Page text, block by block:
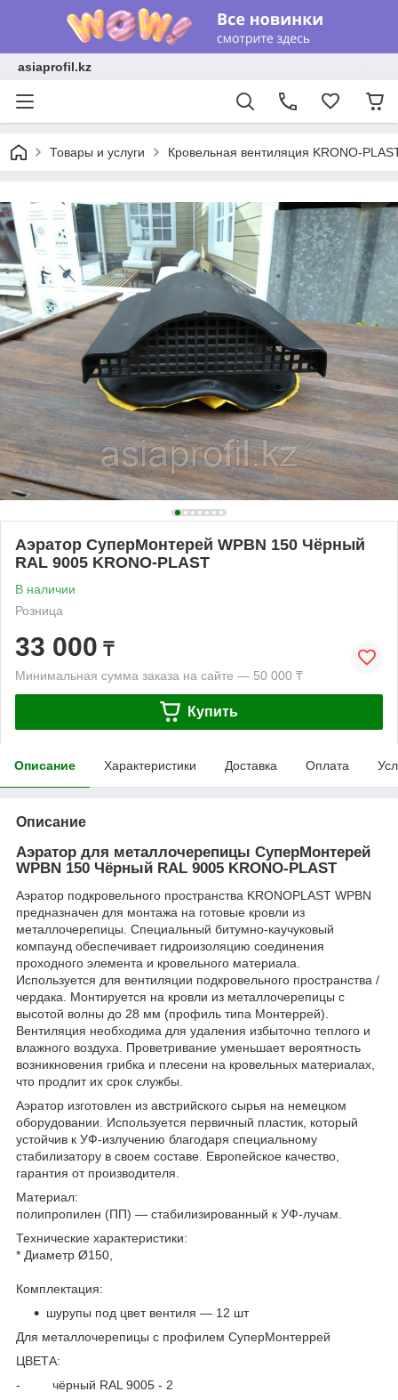
asiaprofil.kz
Товары и услуги Кровельная вентиляция KRONO-
Аэратор СуперМонтерей WPBN 150 Чёрный
RAL 9005 KRONO-PLAST
В наличии
Розница
33 000 ₸
Минимальная сумма заказа на сайте — 50 000 ₸
Купить
Описание Характеристики Доставка Оплата
Описание
Аэратор для металлочерепицы СуперМонтерей
WPBN 150 Чёрный RAL 9005 KRONO-PLAST
Аэратор подкровельного пространства KRONOPLAST WPBN
предназначен для монтажа на готовые кровли из
металлочерепицы. Специальный битумно-каучуковый
компаунд обеспечивает гидроизоляцию соединения
проходного элемента и кровельного материала.
Используется для вентиляции подкровельного пространства /
чердака. Монтируется на кровли из металлочерепицы с
высотой волны до 28 мм (профиль типа Монтеррей).
Вентиляция необходима для удаления избыточно теплого и
влажного воздуха. Проветривание уменьшает вероятность
возникновения грибка и плесени на кровельных материалах,
что продлит их срок службы.
Аэратор изготовлен из австрийского сырья на немецком
оборудовании. Используется первичный пластик, который
устойчив к УФ-излучению благодаря специальному
стабилизатору в своем составе. Европейское качество,
гарантия от производителя.
Материал:
полипропилен (ПП) — стабилизированный к УФ-лучам.
Технические характеристики:
* Диаметр Ø150,
Комплектация:
шурупы под цвет вентиля — 12 шт
Для металлочерепицы с профилем СуперМонтеррей
ЦВЕТА:
- чёрный RAL 9005 - 2